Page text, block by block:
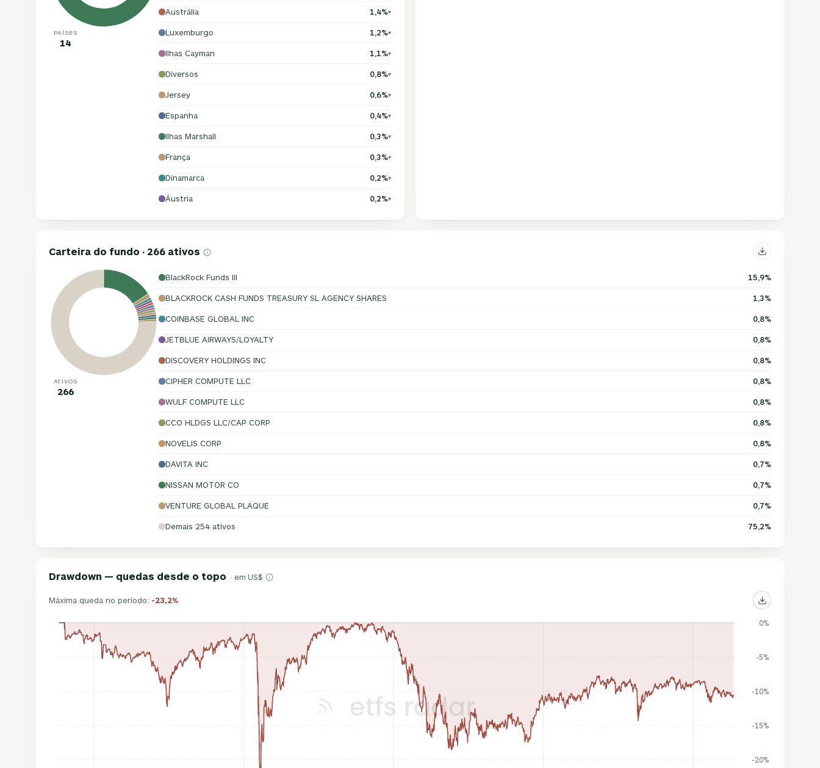
PAÍSES
14
Austrália 1,4%▾
Luxemburgo 1,2%▾
Ilhas Cayman 1,1%▾
Diversos 0,8%▾
Jersey 0,6%▾
Espanha 0,4%▾
Ilhas Marshall 0,3%▾
França 0,3%▾
Dinamarca 0,2%▾
Áustria 0,2%▾
Carteira do fundo · 266 ativos
ATIVOS
266
BlackRock Funds III 15,9%
BLACKROCK CASH FUNDS TREASURY SL AGENCY SHARES 1,3%
COINBASE GLOBAL INC 0,8%
JETBLUE AIRWAYS/LOYALTY 0,8%
DISCOVERY HOLDINGS INC 0,8%
CIPHER COMPUTE LLC 0,8%
WULF COMPUTE LLC 0,8%
CCO HLDGS LLC/CAP CORP 0,8%
NOVELIS CORP 0,8%
DAVITA INC 0,7%
NISSAN MOTOR CO 0,7%
VENTURE GLOBAL PLAQUE 0,7%
Demais 254 ativos 75,2%
Drawdown — quedas desde o topo · em US$
Máxima queda no período: -23,2%
-20%
-15%
-10%
-5%
0%